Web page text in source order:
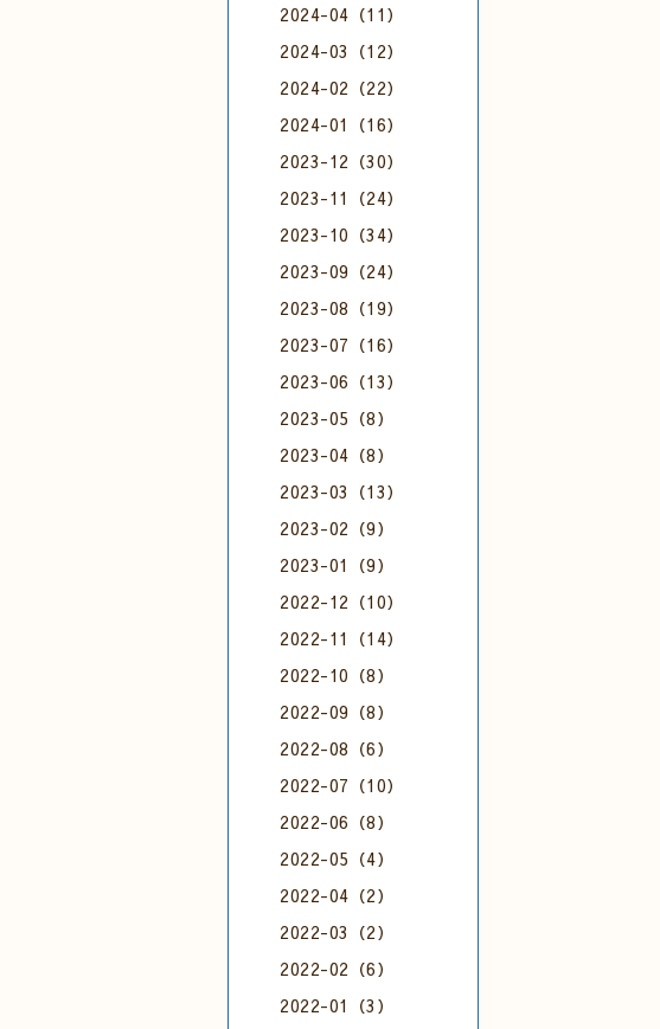
2024-04（11）
2024-03（12）
2024-02（22）
2024-01（16）
2023-12（30）
2023-11（24）
2023-10（34）
2023-09（24）
2023-08（19）
2023-07（16）
2023-06（13）
2023-05（8）
2023-04（8）
2023-03（13）
2023-02（9）
2023-01（9）
2022-12（10）
2022-11（14）
2022-10（8）
2022-09（8）
2022-08（6）
2022-07（10）
2022-06（8）
2022-05（4）
2022-04（2）
2022-03（2）
2022-02（6）
2022-01（3）